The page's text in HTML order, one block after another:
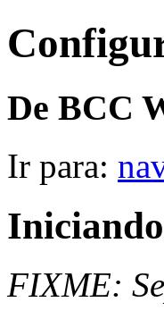
De BCC
Ir para:
FIXME: